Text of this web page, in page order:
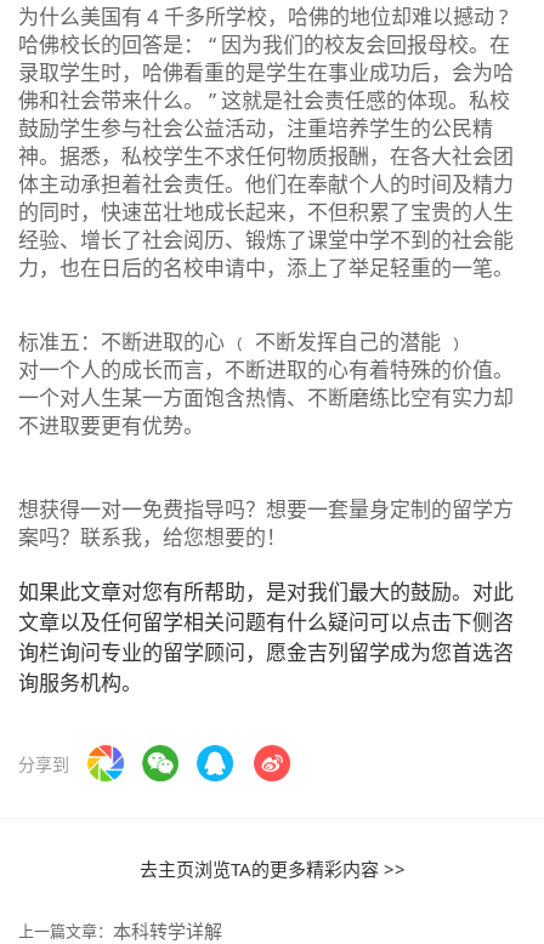
为什么美国有 4 千多所学校，哈佛的地位却难以撼动 ?
哈佛校长的回答是： “ 因为我们的校友会回报母校。在
录取学生时，哈佛看重的是学生在事业成功后，会为哈
佛和社会带来什么。 ” 这就是社会责任感的体现。私校
鼓励学生参与社会公益活动，注重培养学生的公民精
神。据悉，私校学生不求任何物质报酬，在各大社会团
体主动承担着社会责任。他们在奉献个人的时间及精力
的同时，快速茁壮地成长起来，不但积累了宝贵的人生
经验、增长了社会阅历、锻炼了课堂中学不到的社会能
力，也在日后的名校申请中，添上了举足轻重的一笔。
标准五：不断进取的心 ﹙ 不断发挥自己的潜能 ﹚
对一个人的成长而言，不断进取的心有着特殊的价值。
一个对人生某一方面饱含热情、不断磨练比空有实力却
不进取要更有优势。
想获得一对一免费指导吗？想要一套量身定制的留学方
案吗？联系我，给您想要的！
如果此文章对您有所帮助，是对我们最大的鼓励。对此
文章以及任何留学相关问题有什么疑问可以点击下侧咨
询栏询问专业的留学顾问，愿金吉列留学成为您首选咨
询服务机构。
分享到
去主页浏览TA的更多精彩内容 >>
上一篇文章： 本科转学详解